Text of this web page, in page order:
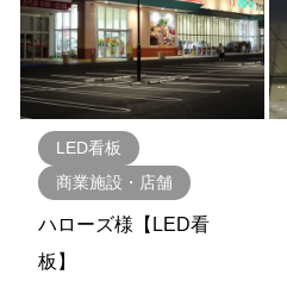
LED看板
商業施設・店舗
ハローズ様【LED看
板】